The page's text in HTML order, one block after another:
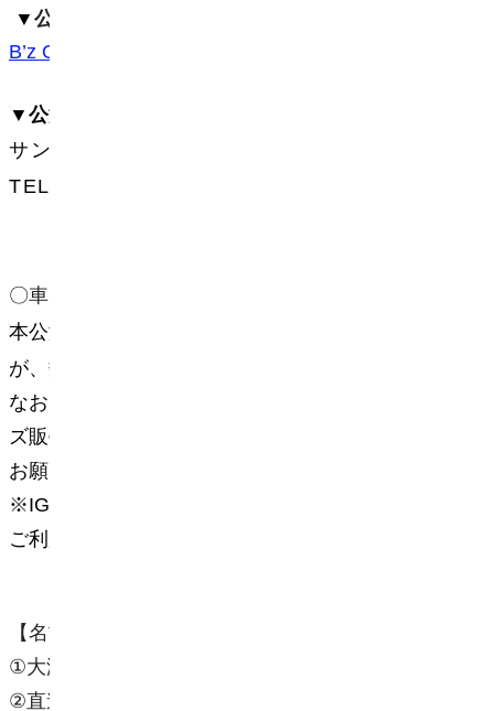
▼公式サイト
B’z Official Website
▼公演に関するお問い合わせ先
サンデーフォークプロモーション
TEL：052-320-9100（12:00〜18:00）
〇車いす駐車場について
本公演では車椅子駐車場をご用意しております
が、数が非常に限られております。
なお、駐車場の予約は承っておりません（グッ
ズ販売開始時間からの先着順）。予めご了承を
お願いいたします。
※IGアリーナへお越しの際は、公共交通機関を
ご利用いただきますよう、お願いいたします。
【名古屋城方面からのご来場の場合】
①大津通「名城公園北」信号を左折
②直進し、右手に野球